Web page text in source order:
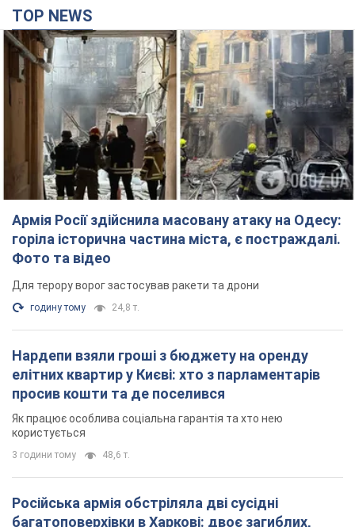
TOP NEWS
Армія Росії здійснила масовану атаку на Одесу:
горіла історична частина міста, є постраждалі.
Фото та відео
Для терору ворог застосував ракети та дрони
годину тому 24,8 т.
Нардепи взяли гроші з бюджету на оренду
елітних квартир у Києві: хто з парламентарів
просив кошти та де поселився
Як працює особлива соціальна гарантія та хто нею
користується
3 години тому 48,6 т.
Російська армія обстріляла дві сусідні
багатоповерхівки в Харкові: двоє загиблих,